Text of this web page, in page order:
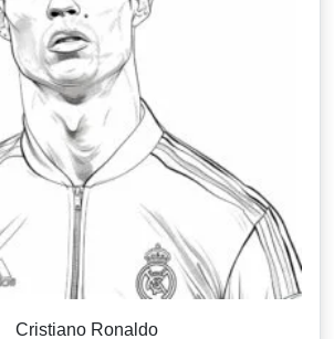
Cristiano Ronaldo